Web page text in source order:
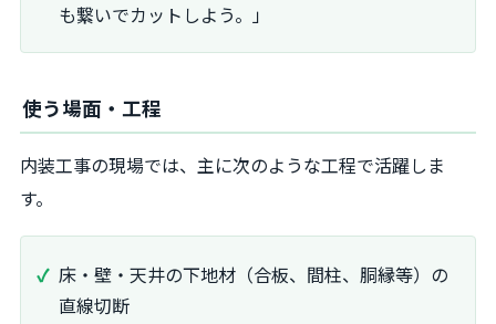
も繋いでカットしよう。」
使う場面・工程
内装工事の現場では、主に次のような工程で活躍しま
す。
床・壁・天井の下地材（合板、間柱、胴縁等）の
直線切断